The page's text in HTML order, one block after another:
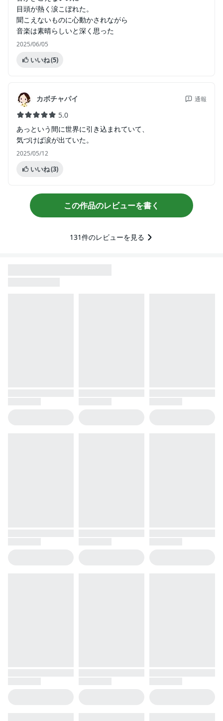
目頭が熱く涙こぼれた。
聞こえないものに心動かされながら
音楽は素晴らしいと深く思った
2025/06/05
いいね(5)
カボチャパイ 通報
5.0
あっという間に世界に引き込まれていて、
気づけば涙が出ていた。
2025/05/12
いいね(3)
この作品のレビューを書く
131件のレビューを見る